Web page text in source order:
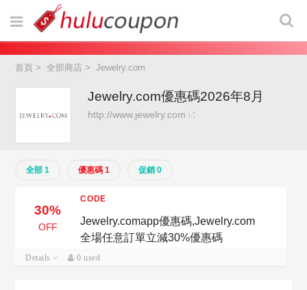
首頁 >全部商店 >Jewelry.com
Jewelry.com優惠碼2026年8月
http://www.jewelry.com
全部 1 優惠碼 1 促銷 0
30%
OFF
CODE
Jewelry.comapp優惠碼,Jewelry.com
全場任意訂單立減30%優惠碼
Details 0 used